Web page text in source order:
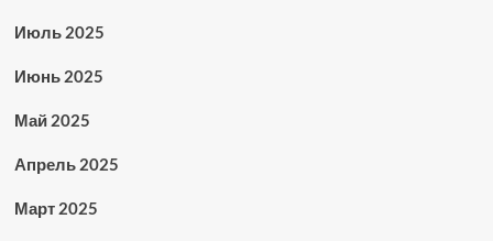
Июль 2025
Июнь 2025
Май 2025
Апрель 2025
Март 2025